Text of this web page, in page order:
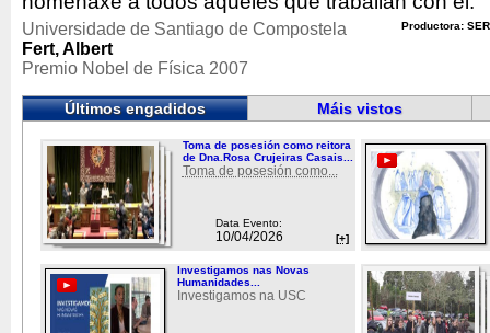
Productora:
Universidade de Santiago de Compostela
Fert, Albert
Premio Nobel de Física 2007
Últimos engadidos Máis vistos
Toma de posesión como reitora
de Dna.Rosa Crujeiras Casais...
Toma de posesión como...
Data Evento:
10/04/2026 [+]
Investigamos nas Novas
Humanidades...
Investigamos na USC